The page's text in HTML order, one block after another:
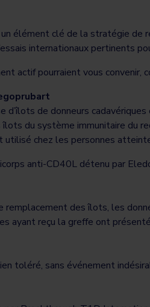
élément clé de la stratégie de
internationaux pertinents
actif pourraient vous convenir,
d’îlots de donneurs
du système immunitaire du
chez les personnes
anti-CD40L détenu par
remplacement des îlots, les
ayant reçu la greffe ont
toléré, sans événement